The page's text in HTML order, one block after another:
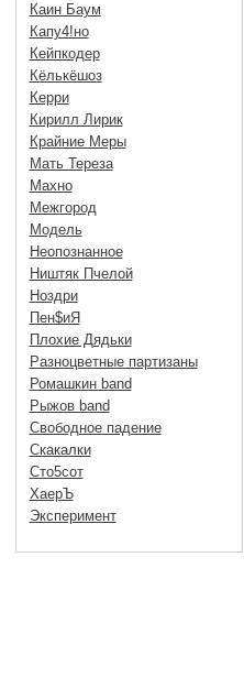
Каин Баум
Капу4!но
Кейпкодер
Кёлькёшоз
Керри
Кирилл Лирик
Крайние Меры
Мать Тереза
Махно
Межгород
Модель
Неопознанное
Ништяк Пчелой
Ноздри
Пен$иЯ
Плохие Дядьки
Разноцветные партизаны
Ромашкин band
Рыжов band
Свободное падение
Скакалки
Сто5сот
ХаерЪ
Эксперимент